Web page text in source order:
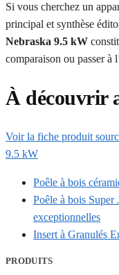
Si vous cherchez un
principal et synthèse
Nebraska 9.5 kW
comparaison ou passer à
À découvrir
Voir la fiche produit
9.5 kW
Poêle à bois
Poêle à bois
exceptionnelles
Insert à Granulés
PRODUITS